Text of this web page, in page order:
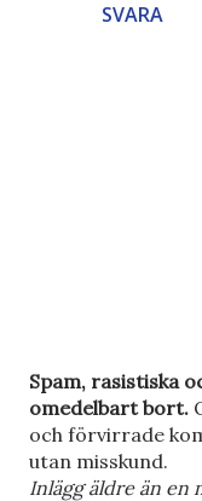
SVARA
S
k
i
c
k
Spam, rasistiska
omedelbart bort.
och förvirrade
utan misskund.
Inlägg äldre än en